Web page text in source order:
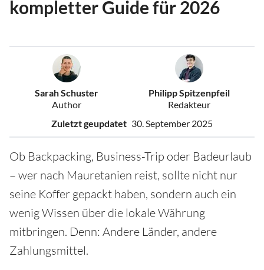
kompletter Guide für 2026
Sarah Schuster
Author
Philipp Spitzenpfeil
Redakteur
Zuletzt geupdatet 30. September 2025
Ob Backpacking, Business-Trip oder Badeurlaub
– wer nach Mauretanien reist, sollte nicht nur
seine Koffer gepackt haben, sondern auch ein
wenig Wissen über die lokale Währung
mitbringen. Denn: Andere Länder, andere
Zahlungsmittel.